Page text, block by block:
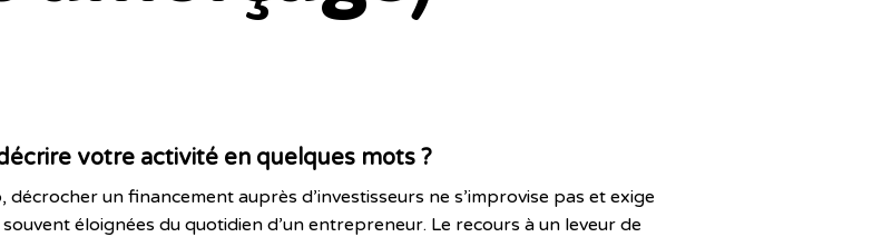
votre activité en quelques mots ?
un financement auprès d’investisseurs ne s’improvise pas et exige
éloignées du quotidien d’un entrepreneur. Le recours à un leveur de